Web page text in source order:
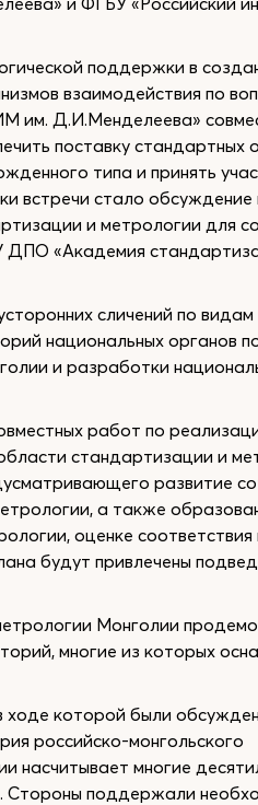
поддержки в
взаимодействия по
им. Д.И.Менделеева»
поставку стандартных
типа и принять
встречи стало обсуждение
и метрологии для
ДПО «Академия
сличений по
национальных органов
и разработки
работ по
стандартизации и
развитие
а также
оценке соответствия
будут привлечены
Монголии
многие из которых
ходе которой были
российско-монгольского
насчитывает многие
Стороны поддержали